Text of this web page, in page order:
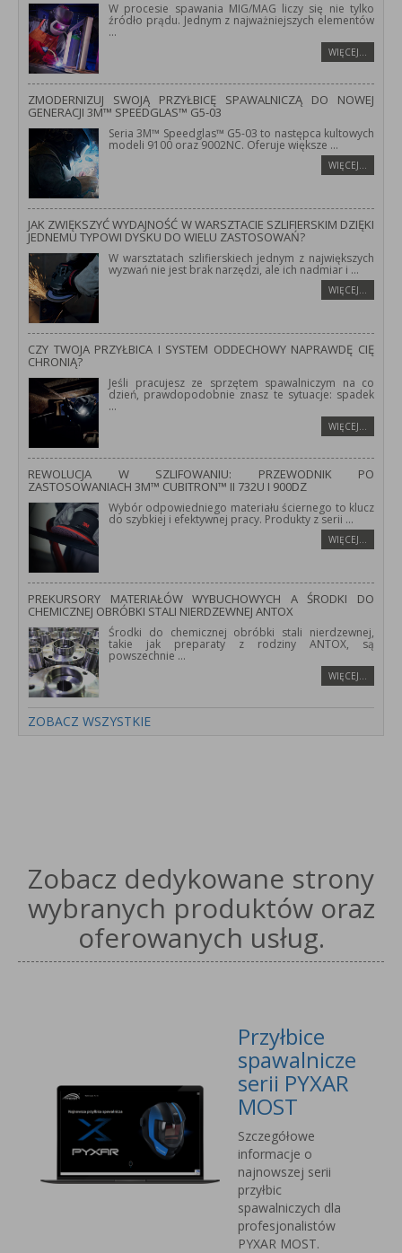
W procesie spawania MIG/MAG liczy się nie tylko
źródło prądu. Jednym z najważniejszych elementów
...
WIĘCEJ…
ZMODERNIZUJ SWOJĄ PRZYŁBICĘ SPAWALNICZĄ DO NOWEJ
GENERACJI 3M™ SPEEDGLAS™ G5-03
Seria 3M™ Speedglas™ G5-03 to następca kultowych
modeli 9100 oraz 9002NC. Oferuje większe ...
WIĘCEJ…
JAK ZWIĘKSZYĆ WYDAJNOŚĆ W WARSZTACIE SZLIFIERSKIM DZIĘKI
JEDNEMU TYPOWI DYSKU DO WIELU ZASTOSOWAŃ?
W warsztatach szlifierskiech jednym z największych
wyzwań nie jest brak narzędzi, ale ich nadmiar i ...
WIĘCEJ…
CZY TWOJA PRZYŁBICA I SYSTEM ODDECHOWY NAPRAWDĘ CIĘ
CHRONIĄ?
Jeśli pracujesz ze sprzętem spawalniczym na co
dzień, prawdopodobnie znasz te sytuacje: spadek
...
WIĘCEJ…
REWOLUCJA W SZLIFOWANIU: PRZEWODNIK PO
ZASTOSOWANIACH 3M™ CUBITRON™ II 732U I 900DZ
Wybór odpowiedniego materiału ściernego to klucz
do szybkiej i efektywnej pracy. Produkty z serii ...
WIĘCEJ…
PREKURSORY MATERIAŁÓW WYBUCHOWYCH A ŚRODKI DO
CHEMICZNEJ OBRÓBKI STALI NIERDZEWNEJ ANTOX
Środki do chemicznej obróbki stali nierdzewnej,
takie jak preparaty z rodziny ANTOX, są
powszechnie...
WIĘCEJ…
ZOBACZ WSZYSTKIE
Zobacz dedykowane strony
wybranych produktów oraz
oferowanych usług.
Przyłbice
spawalnicze
serii PYXAR
MOST
Szczegółowe
informacje o
najnowszej serii
przyłbic
spawalniczych dla
profesjonalistów
PYXAR MOST.